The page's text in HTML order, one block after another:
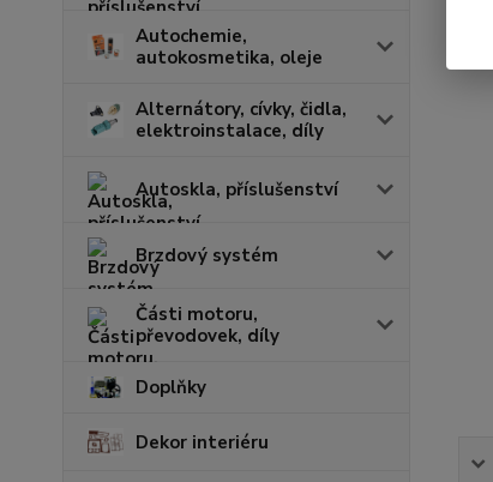
Autochemie,
autokosmetika, oleje
Alternátory, cívky, čidla,
elektroinstalace, díly
Autoskla, příslušenství
Brzdový systém
Části motoru,
převodovek, díly
Doplňky
Dekor interiéru